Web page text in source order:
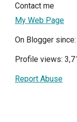
Contact me
My Web Page
On Blogger
Profile views:
Report Abuse